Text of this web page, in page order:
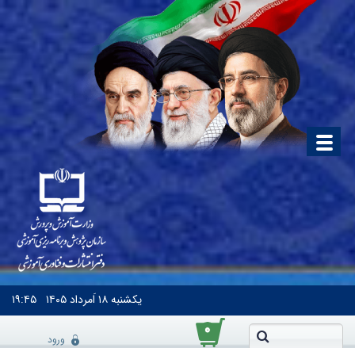
یکشنبه۱۸ اَمرداد ۱۴۰۵ ۱۹:۴۵
۰
ورود